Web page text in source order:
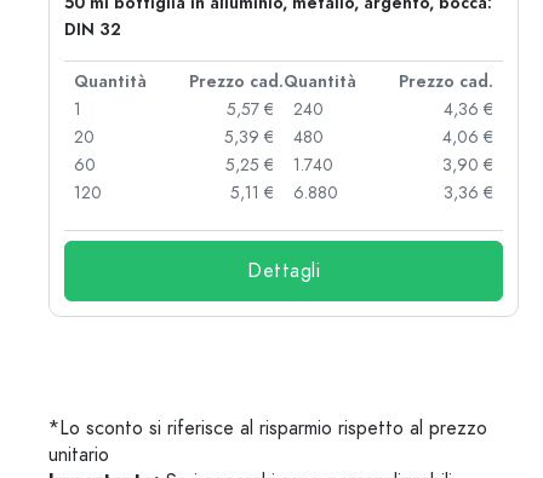
DIN 32
Quantità Prezzo cad.Quantità
Prezzo cad.
1
5,57 €
20
5,39 €
60
5,25 €
120
5,11 €
240
4,36 €
480
4,06 €
1.740
3,90 €
6.880
3,36 €
Dettagli
*Lo sconto si riferisce al risparmio rispetto al prezzo
unitario